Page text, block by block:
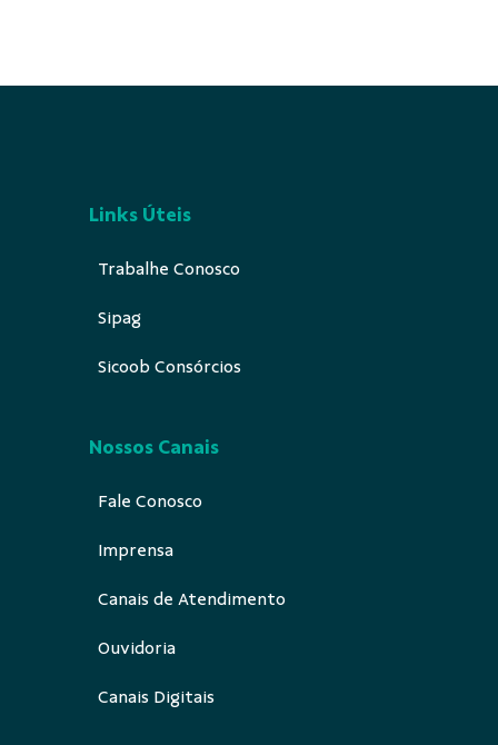
Links Úteis
Trabalhe Conosco
Sipag
Sicoob Consórcios
Nossos Canais
Fale Conosco
Imprensa
Canais de Atendimento
Ouvidoria
Canais Digitais